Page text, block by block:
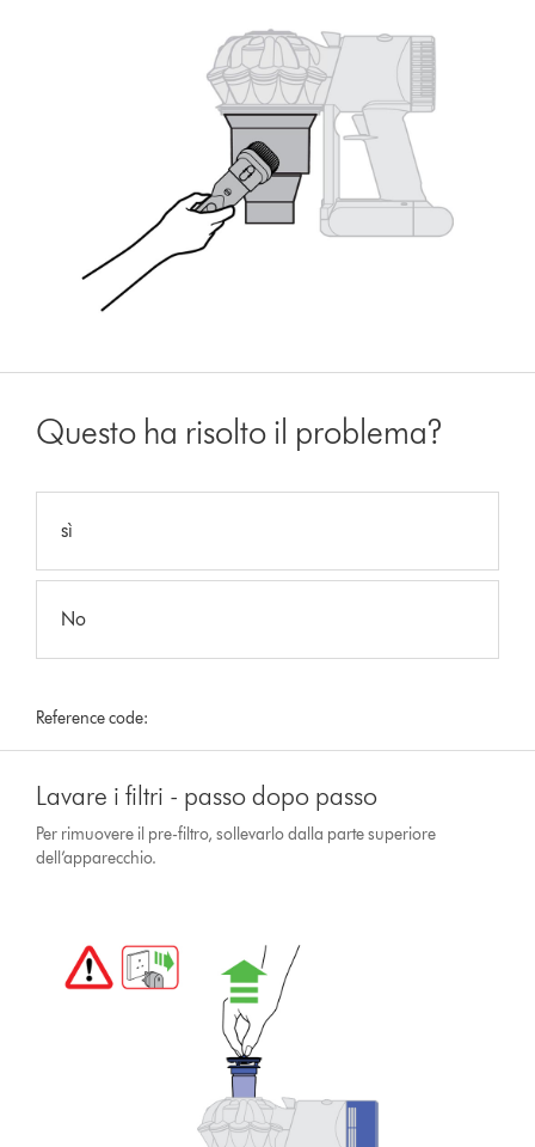
Questo ha risolto il problema?
sì
No
Reference code:
Lavare i filtri - passo dopo passo
Per rimuovere il pre-filtro, sollevarlo dalla parte superiore
dell’apparecchio.